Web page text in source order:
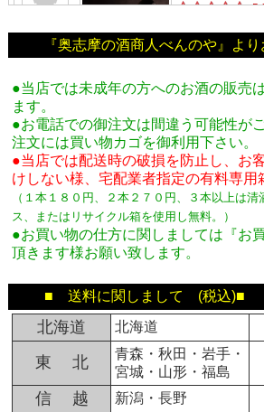
『奥志摩の酒商人べんのや』よ
●当店では未成年の方へのお酒の販売
ます。
●お電話での御注文は間違う可能性が
注文には買い物カゴを御利用下さい。
●当店では配送時の破損を防止し、お
けしない様、宅配業者指定の有料専用
（１本１８０円、２本２７０円、３本以上は
ス、またはリサイクル箱を使用し無料。
）
●お買い物の仕方に関しましては『お
頂きます様お願い致します。
■ 送料に関しまして (税込)■
北海道 北海道
東 北
青森・秋田・岩手・
宮城・山形・福島
信 越 新潟・長野